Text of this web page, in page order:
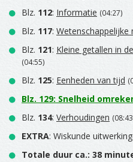
Blz. 112: Informatie (04:27)
Blz. 117: Wetenschappelijke
Blz. 121: Kleine getallen in
(04:55)
Blz. 125: Eenheden van tijd
Blz. 129: Snelheid
Blz. 134: Verhoudingen
EXTRA: Wiskunde
Totale duur ca.: 38